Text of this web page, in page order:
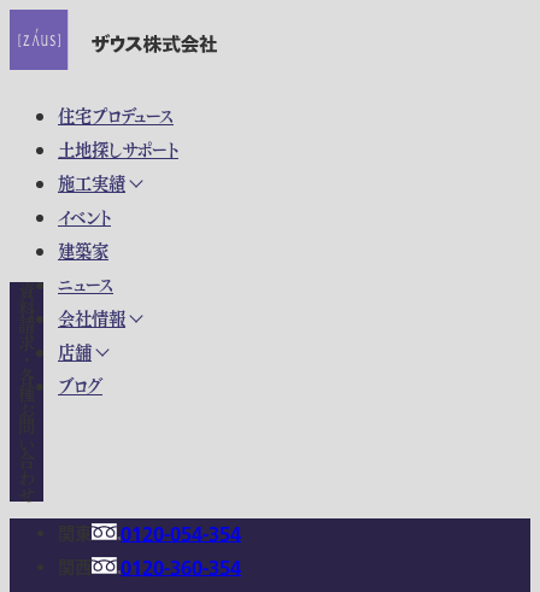
住宅プロデュース
土地探しサポート
施工実績
イベント
建築家
ニュース
会社情報
店舗
ブログ
0120-054-354
0120-360-354